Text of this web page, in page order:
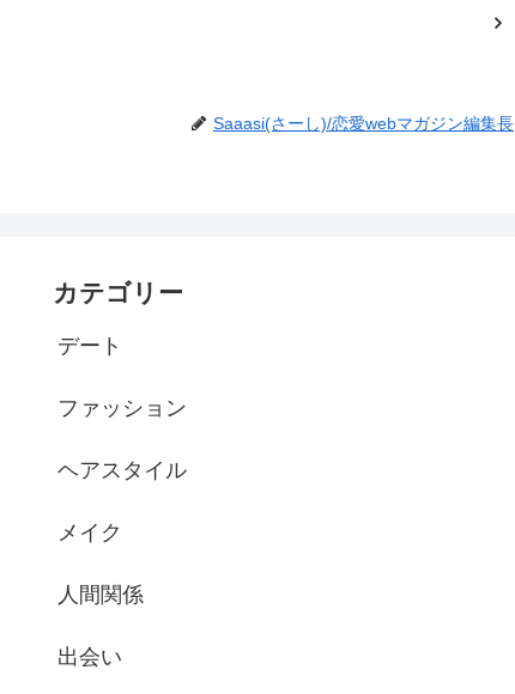
Saaasi(さーし)/恋愛webマガジン編集長
カテゴリー
デート
ファッション
ヘアスタイル
メイク
人間関係
出会い